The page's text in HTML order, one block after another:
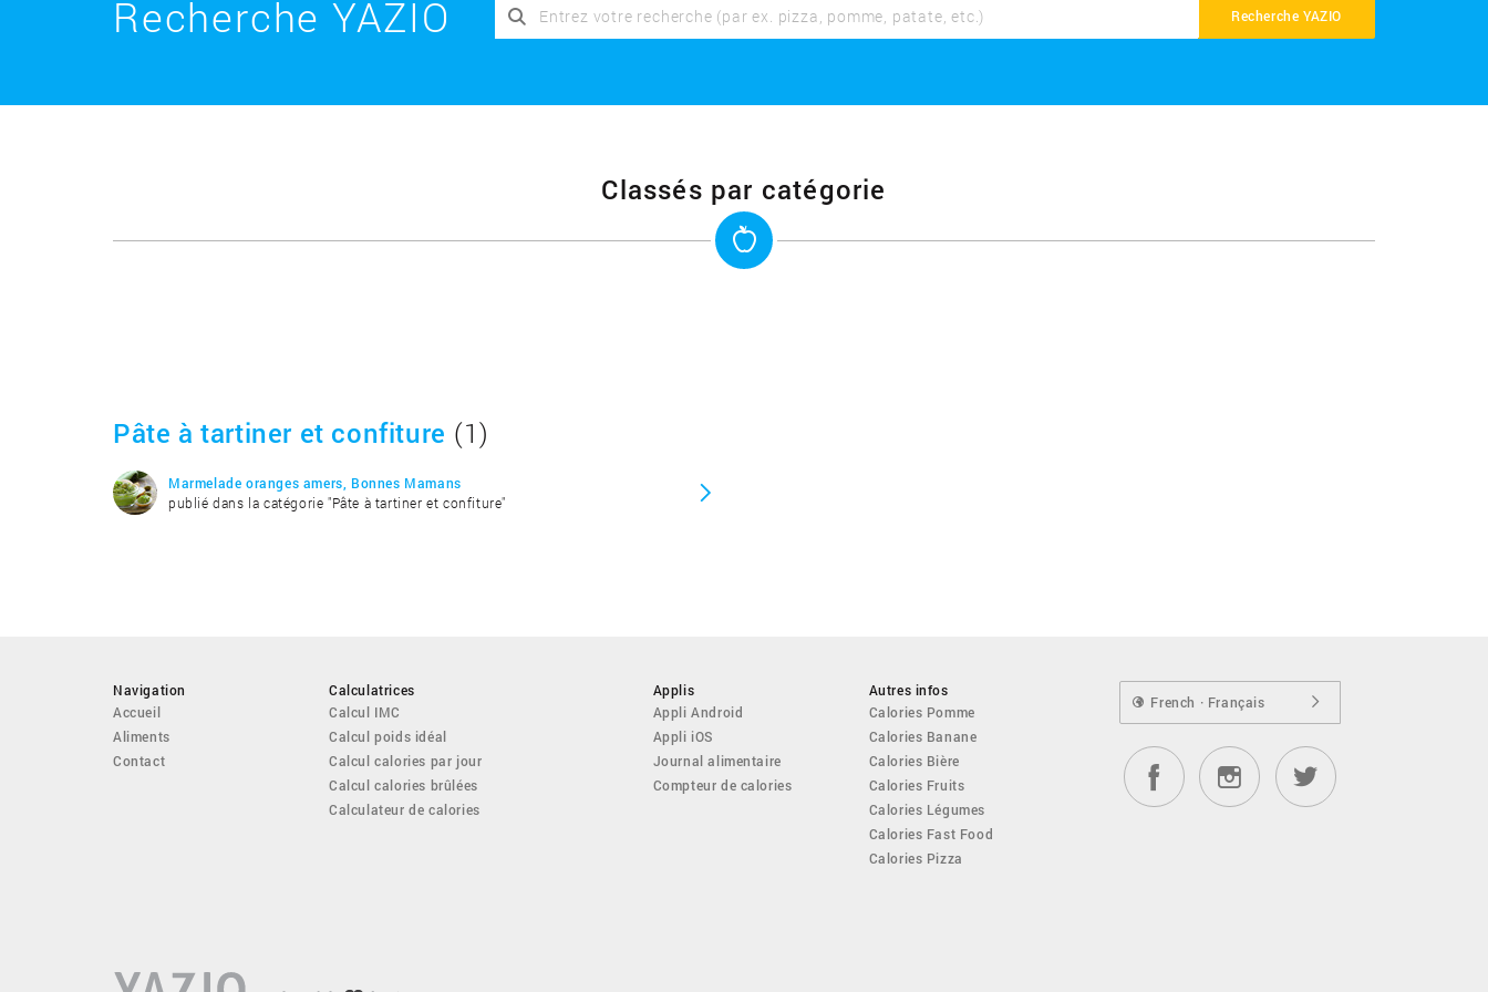
Recherche YAZIO Recherche YAZIO
Classés par catégorie
Pâte à tartiner et confiture (1)
Marmelade oranges amers, Bonnes Mamans
publié dans la catégorie "Pâte à tartiner et confiture"
Navigation
Accueil
Aliments
Contact
Calculatrices
Calcul IMC
Calcul poids idéal
Calcul calories par jour
Calcul calories brûlées
Calculateur de calories
Applis
Appli Android
Appli iOS
Journal alimentaire
Compteur de calories
Autres infos
Calories Pomme
Calories Banane
Calories Bière
Calories Fruits
Calories Légumes
Calories Fast Food
Calories Pizza
French · Français